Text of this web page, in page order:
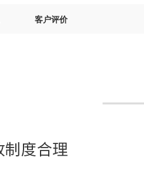
客户评价